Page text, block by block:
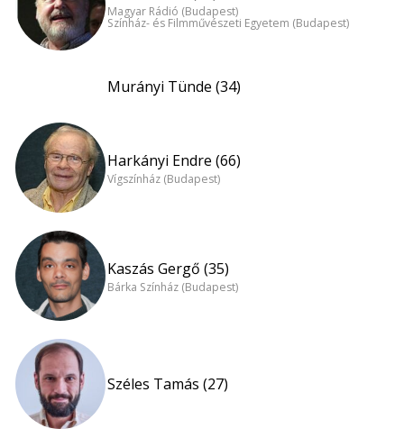
Magyar Rádió (Budapest)
Színház- és Filmművészeti Egyetem (Budapest)
Murányi Tünde (34)
Harkányi Endre (66)
Vígszínház (Budapest)
Kaszás Gergő (35)
Bárka Színház (Budapest)
Széles Tamás (27)